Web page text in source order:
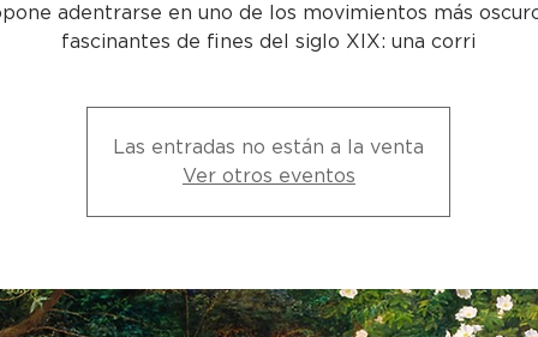
adentrarse en uno de los movimientos más
fascinantes de fines del siglo XIX: una corri
Las entradas no están a la venta
Ver otros eventos